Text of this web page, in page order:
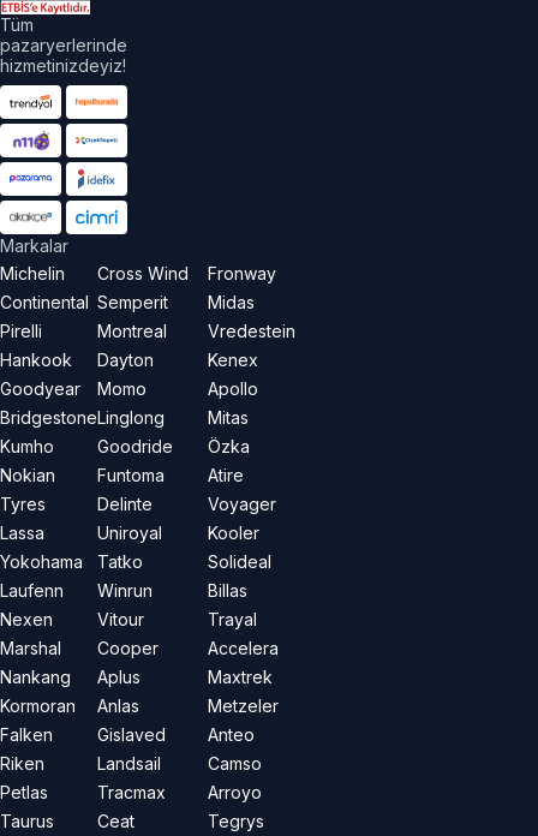
Tüm
pazaryerlerinde
hizmetinizdeyiz!
Markalar
Michelin
Continental
Pirelli
Hankook
Goodyear
Bridgestone
Kumho
Nokian
Tyres
Lassa
Yokohama
Laufenn
Nexen
Marshal
Nankang
Kormoran
Falken
Riken
Petlas
Taurus
Cross Wind
Semperit
Montreal
Dayton
Momo
Linglong
Goodride
Funtoma
Delinte
Uniroyal
Tatko
Winrun
Vitour
Cooper
Aplus
Anlas
Gislaved
Landsail
Tracmax
Ceat
Fronway
Midas
Vredestein
Kenex
Apollo
Mitas
Özka
Atire
Voyager
Kooler
Solideal
Billas
Trayal
Accelera
Maxtrek
Metzeler
Anteo
Camso
Arroyo
Tegrys